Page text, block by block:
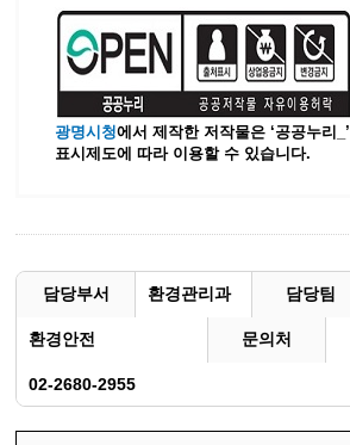
광명시청에서 제작한 저작물은 ‘공공누리_’
표시제도에 따라 이용할 수 있습니다.
담당부서 환경관리과 담당팀
환경안전 문의처
02-2680-2955